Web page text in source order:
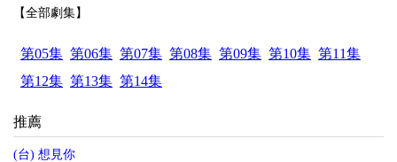
【全部劇集】
第05集 第06集 第07集 第08集 第09集 第10集 第11集
第12集 第13集 第14集
推薦
(台) 想見你